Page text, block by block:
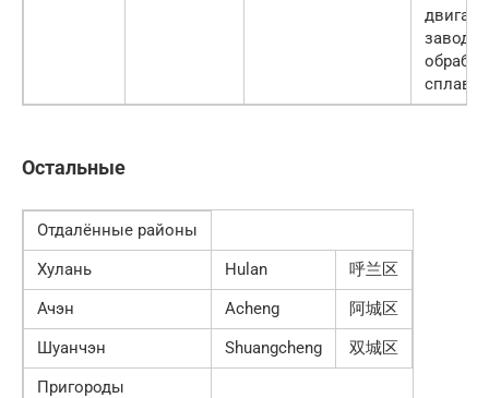
Остальные
Отдалённые районы
Хулань
Hulan
呼兰区
Ачэн
Acheng
阿城区
Шуанчэн
Shuangcheng
双城区
Пригороды